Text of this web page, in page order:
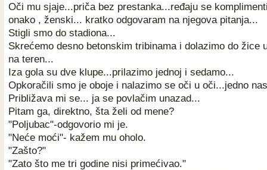
Oči mu sjaje...priča bez prestanka...ređaju se
onako , ženski... kratko odgovaram na njegova pitanja...
Stigli smo do stadiona...
Skrećemo desno betonskim tribinama i dolazimo do žice
na teren...
Iza gola su dve klupe...prilazimo jednoj i sedamo...
Opkoračili smo je oboje i nalazimo se oči u oči...jedno
Približava mi se... ja se povlačim unazad...
Pitam ga, direktno, šta želi od mene?
"Poljubac"-odgovorio mi je.
"Neće moći"- kažem mu oholo.
"Zašto?"
"Zato što me tri godine nisi primećivao."